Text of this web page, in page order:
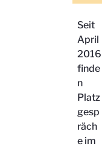
Seit
April
2016
finde
n
Platz
gesp
räch
e im